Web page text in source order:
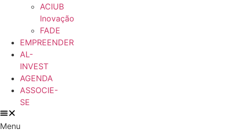
ACIUB
Inovação
FADE
EMPREENDER
AL-
INVEST
AGENDA
ASSOCIE-
SE
Menu